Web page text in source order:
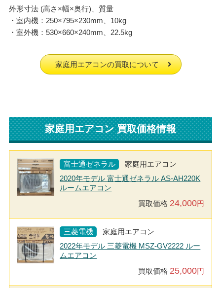
外形寸法 (高さ×幅×奥行)、質量
・室内機：250×795×230mm、10kg
・室外機：530×660×240mm、22.5kg
家庭用エアコンの買取について
家庭用エアコン 買取価格情報
富士通ゼネラル
家庭用エアコン
2020年モデル 富士通ゼネラル AS-AH220K
ルームエアコン
買取価格 24,000円
三菱電機
家庭用エアコン
2022年モデル 三菱電機 MSZ-GV2222 ルー
ムエアコン
買取価格 25,000円